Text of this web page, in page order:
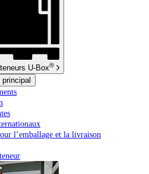
U-Box®
principal
l’emballage et la livraison